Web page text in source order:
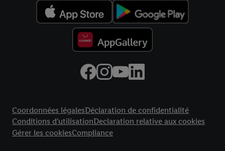
Coordonnées légalesDéclaration de confidentialité
Conditions d'utilisationDeclaration relative aux cookies
Gérer les cookiesCompliance